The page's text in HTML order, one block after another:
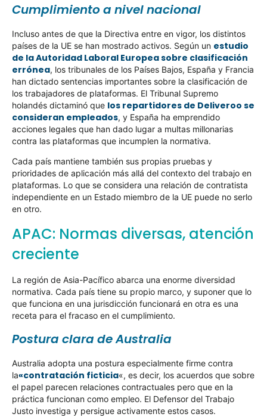
Cumplimiento a nivel nacional
Incluso antes de que la Directiva entre en vigor, los distintos
países de la UE se han mostrado activos. Según un estudio
de la Autoridad Laboral Europea sobre clasificación
errónea, los tribunales de los Países Bajos, España y Francia
han dictado sentencias importantes sobre la clasificación de
los trabajadores de plataformas. El Tribunal Supremo
holandés dictaminó que los repartidores de Deliveroo se
consideran empleados, y España ha emprendido
acciones legales que han dado lugar a multas millonarias
contra las plataformas que incumplen la normativa.
Cada país mantiene también sus propias pruebas y
prioridades de aplicación más allá del contexto del trabajo en
plataformas. Lo que se considera una relación de contratista
independiente en un Estado miembro de la UE puede no serlo
en otro.
APAC: Normas diversas, atención
creciente
La región de Asia-Pacífico abarca una enorme diversidad
normativa. Cada país tiene su propio marco, y suponer que lo
que funciona en una jurisdicción funcionará en otra es una
receta para el fracaso en el cumplimiento.
Postura clara de Australia
Australia adopta una postura especialmente firme contra
la«contratación ficticia«, es decir, los acuerdos que sobre
el papel parecen relaciones contractuales pero que en la
práctica funcionan como empleo. El Defensor del Trabajo
Justo investiga y persigue activamente estos casos.